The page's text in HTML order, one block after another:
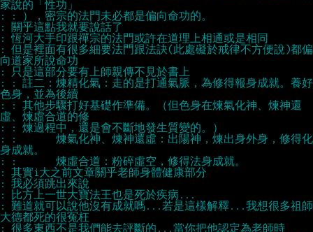
: 但是裡面有很多細要法門跟法訣(此處礙於戒律不方便說)都偏
: : 註二：煉精化氣：走的是打通氣脈，為修得報身成就。養好
: : 其他步驟打好基礎作準備。（但色身在煉氣化神、煉神還
: : 　　　煉氣化神、煉神還虛：出陽神，煉出身外身，修得化
: 難道就可以說他沒有成就嗎...若是這樣解釋...我想很多祖師